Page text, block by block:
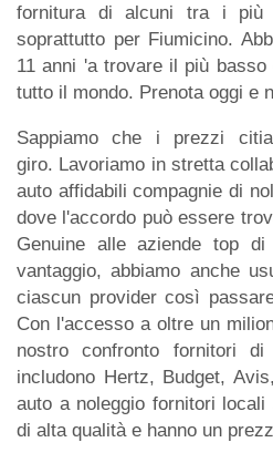
fornitura di alcuni tra i più
soprattutto per Fiumicino.
11 anni 'a trovare il più
tutto il mondo. Prenota oggi e
Sappiamo che i prezzi
giro. Lavoriamo in stretta
auto affidabili compagnie di
dove l'accordo può essere
Genuine alle aziende top
vantaggio, abbiamo anche
ciascun provider così
Con l'accesso a oltre un
nostro confronto fornitori
includono Hertz, Budget,
auto a noleggio fornitori
di alta qualità e hanno un